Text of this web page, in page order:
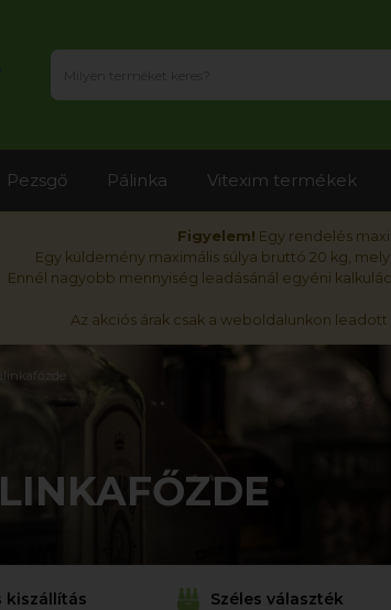
Figyelem! Egy rendelés
Egy küldemény maximális súlya bruttó 20 kg,
Ennél nagyobb mennyiség leadásánál egyéni
Az akciós árak csak a weboldalunkon
Pezsgő Pálinka Vitexim termékek
kiszállítás Széles választék